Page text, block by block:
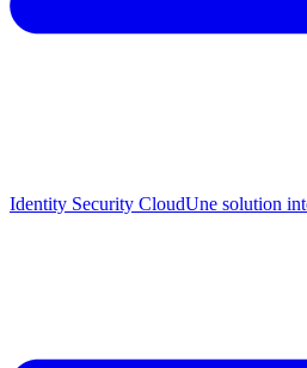
Identity Security CloudUne solution